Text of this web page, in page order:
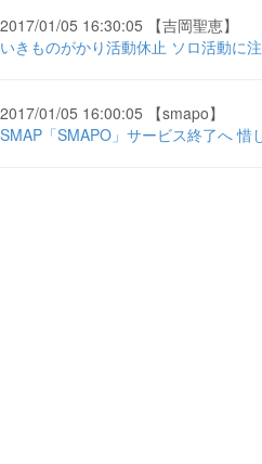
2017/01/05 16:30:05 【吉岡聖恵】
いきものがかり活動休止 ソロ活動に
2017/01/05 16:00:05 【smapo】
SMAP「SMAPO」サービス終了へ 惜